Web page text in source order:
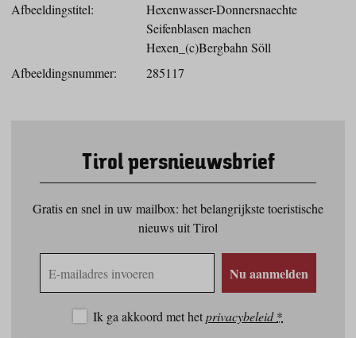
Afbeeldingstitel:
Hexenwasser-Donnersnaechte
Seifenblasen machen
Hexen_(c)Bergbahn Söll
Afbeeldingsnummer:
285117
Tirol persnieuwsbrief
Gratis en snel in uw mailbox: het belangrijkste toeristische
nieuws uit Tirol
mailadres
Nu aanmelden
Ik ga akkoord met hetprivacybeleid*